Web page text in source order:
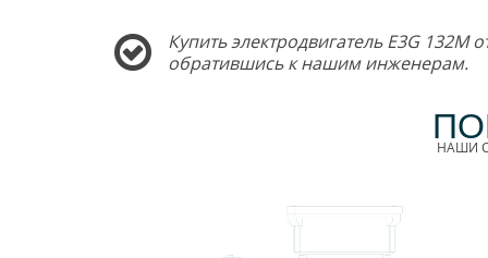
Купить электродвигатель E3G
обратившись к нашим инженерам.
НАШИ